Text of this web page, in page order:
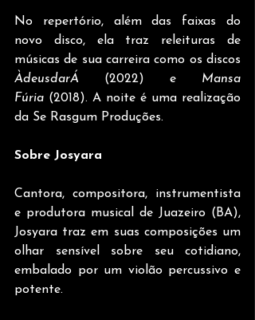
No repertório, além das faixas do
novo disco, ela traz releituras de
ÀdeusdarÁ (2022) e Mansa
Fúria (2018). A noite é uma realização
da Se Rasgum Produções.
Sobre Josyara
Cantora, compositora, instrumentista
e produtora musical de Juazeiro (BA),
Josyara traz em suas composições um
olhar sensível sobre seu cotidiano,
embalado por um violão percussivo e
potente.